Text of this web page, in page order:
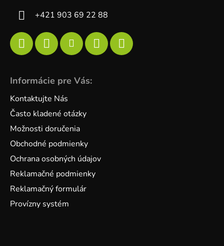
+421 903 69 22 88
Informácie pre Vás:
Kontaktujte Nás
Často kladené otázky
Možnosti doručenia
Obchodné podmienky
Ochrana osobných údajov
Reklamačné podmienky
Reklamačný formulár
Provízny systém